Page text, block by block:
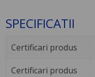
SPECIFICATII
Certificari produs
Certificari produs